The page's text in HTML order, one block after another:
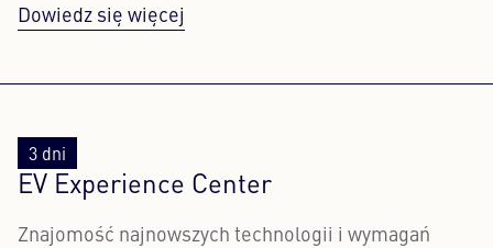
Dowiedz się więcej
3 dni
EV Experience Center
Znajomość najnowszych technologii i wymagań